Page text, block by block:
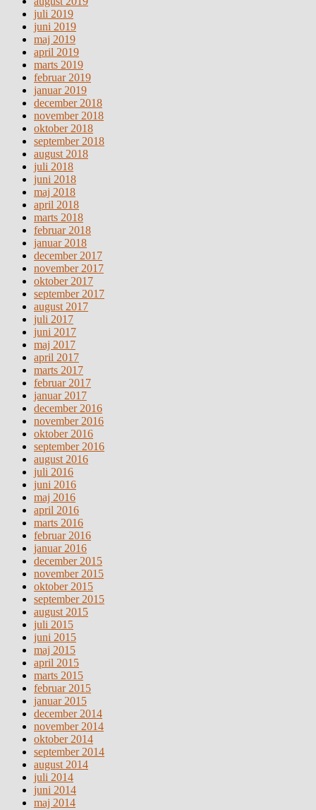
juli 2019
juni 2019
maj 2019
april 2019
marts 2019
februar 2019
januar 2019
december 2018
november 2018
oktober 2018
september 2018
august 2018
juli 2018
juni 2018
maj 2018
april 2018
marts 2018
februar 2018
januar 2018
december 2017
november 2017
oktober 2017
september 2017
august 2017
juli 2017
juni 2017
maj 2017
april 2017
marts 2017
februar 2017
januar 2017
december 2016
november 2016
oktober 2016
september 2016
august 2016
juli 2016
juni 2016
maj 2016
april 2016
marts 2016
februar 2016
januar 2016
december 2015
november 2015
oktober 2015
september 2015
august 2015
juli 2015
juni 2015
maj 2015
april 2015
marts 2015
februar 2015
januar 2015
december 2014
november 2014
oktober 2014
september 2014
august 2014
juli 2014
juni 2014
maj 2014